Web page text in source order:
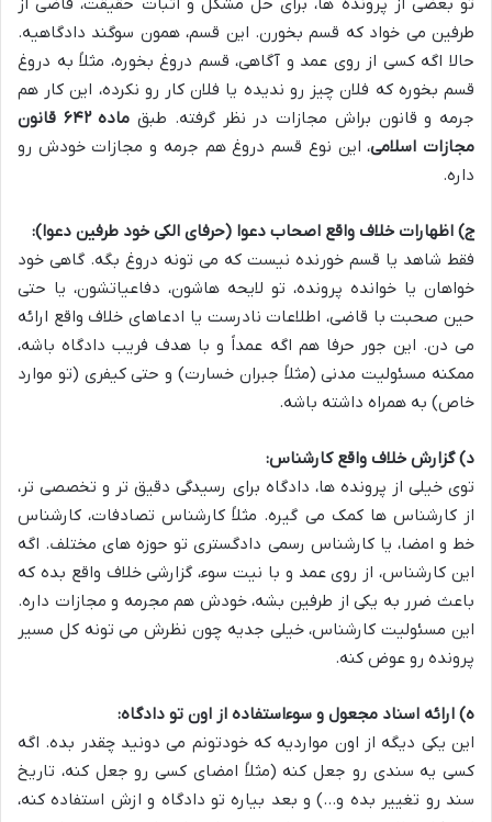
تو بعضی از پرونده ها، برای حل مشکل و اثبات حقیقت، قاضی از
طرفین می خواد که قسم بخورن. این قسم، همون سوگند دادگاهیه.
حالا اگه کسی از روی عمد و آگاهی، قسم دروغ بخوره، مثلاً به دروغ
قسم بخوره که فلان چیز رو ندیده یا فلان کار رو نکرده، این کار هم
جرمه و قانون براش مجازات در نظر گرفته. طبق
ماده ۶۴۲ قانون
مجازات اسلامی، این نوع قسم دروغ هم جرمه و مجازات خودش رو
داره.
ج) اظهارات خلاف واقع اصحاب دعوا (حرفای الکی خود طرفین دعوا):
فقط شاهد یا قسم خورنده نیست که می تونه دروغ بگه. گاهی خود
خواهان یا خوانده پرونده، تو لایحه هاشون، دفاعیاتشون، یا حتی
حین صحبت با قاضی، اطلاعات نادرست یا ادعاهای خلاف واقع ارائه
می دن. این جور حرفا هم اگه عمداً و با هدف فریب دادگاه باشه،
ممکنه مسئولیت مدنی (مثلاً جبران خسارت) و حتی کیفری (تو موارد
خاص) به همراه داشته باشه.
د) گزارش خلاف واقع کارشناس:
توی خیلی از پرونده ها، دادگاه برای رسیدگی دقیق تر و تخصصی تر،
از کارشناس ها کمک می گیره. مثلاً کارشناس تصادفات، کارشناس
خط و امضا، یا کارشناس رسمی دادگستری تو حوزه های مختلف. اگه
این کارشناس، از روی عمد و با نیت سوء، گزارشی خلاف واقع بده که
باعث ضرر به یکی از طرفین بشه، خودش هم مجرمه و مجازات داره.
این مسئولیت کارشناس، خیلی جدیه چون نظرش می تونه کل مسیر
پرونده رو عوض کنه.
ه) ارائه اسناد مجعول و سوءاستفاده از اون تو دادگاه:
این یکی دیگه از اون مواردیه که خودتونم می دونید چقدر بده. اگه
کسی یه سندی رو جعل کنه (مثلاً امضای کسی رو جعل کنه، تاریخ
سند رو تغییر بده و…) و بعد بیاره تو دادگاه و ازش استفاده کنه،